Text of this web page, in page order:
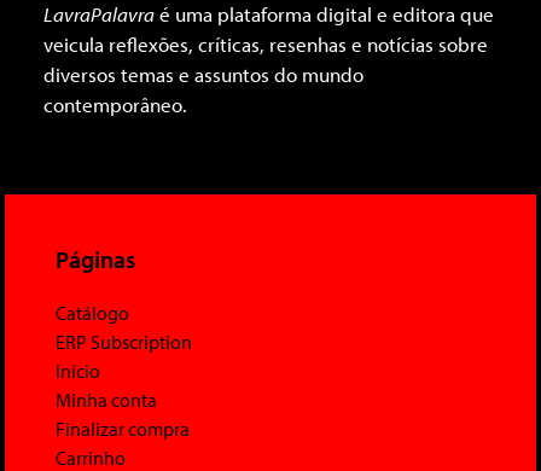
LavraPalavraé uma plataforma digital e editora que
veicula reflexões, críticas, resenhas e notícias sobre
diversos temas e assuntos do mundo
contemporâneo.
Páginas
Catálogo
ERP Subscription
Início
Minha conta
Finalizar compra
Carrinho